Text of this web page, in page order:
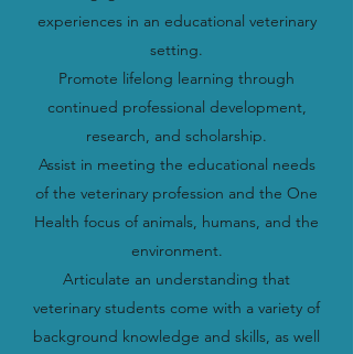
experiences in an educational veterinary
setting.
Promote lifelong learning through
continued professional development,
research, and scholarship.
Assist in meeting the educational needs
of the veterinary profession and the One
Health focus of animals, humans, and the
environment.
Articulate an understanding that
veterinary students come with a variety of
background knowledge and skills, as well